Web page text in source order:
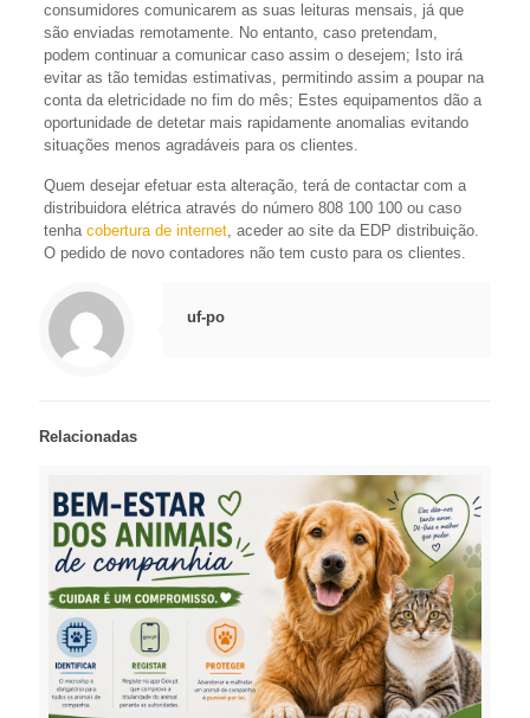
consumidores comunicarem as suas leituras mensais, já que
são enviadas remotamente. No entanto, caso pretendam,
podem continuar a comunicar caso assim o desejem; Isto irá
evitar as tão temidas estimativas, permitindo assim a poupar na
conta da eletricidade no fim do mês; Estes equipamentos dão a
oportunidade de detetar mais rapidamente anomalias evitando
situações menos agradáveis para os clientes.
Quem desejar efetuar esta alteração, terá de contactar com a
distribuidora elétrica através do número 808 100 100 ou caso
tenha cobertura de internet, aceder ao site da EDP distribuição.
O pedido de novo contadores não tem custo para os clientes.
uf-po
Relacionadas